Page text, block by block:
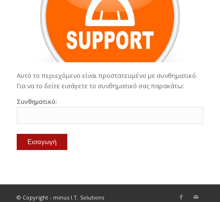
Αυτό το περιεχόμενο είναι προστατευμένο με συνθηματικό.
Για να το δείτε εισάγετε το συνθηματικό σας παρακάτω:
Συνθηματικό:
© Copyright - minus I.T. Solutions